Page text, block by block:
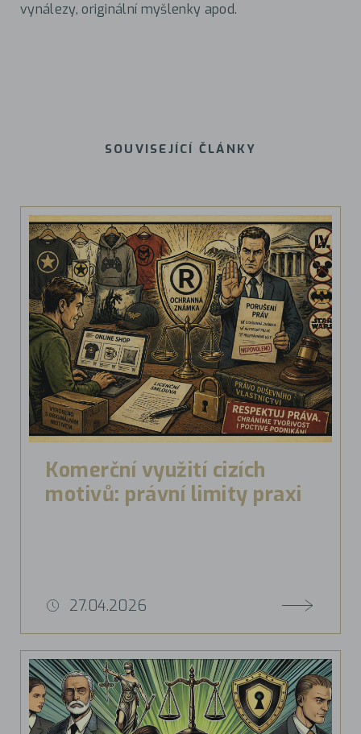
vynálezy, originální myšlenky apod.
SOUVISEJÍCÍ ČLÁNKY
Komerční využití cizích
motivů: právní limity praxi
27.04.2026